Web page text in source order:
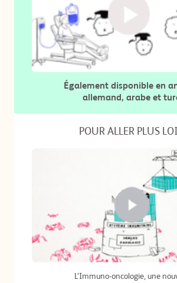
Également disponible en
allemand, arabe et
POUR ALLER PLUS
L’Immuno-oncologie, une